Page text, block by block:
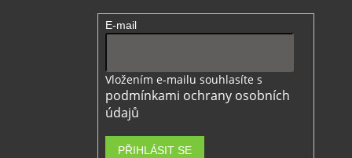
E-mail
Vložením e-mailu souhlasíte s
podmínkami ochrany osobních
údajů
PŘIHLÁSIT SE